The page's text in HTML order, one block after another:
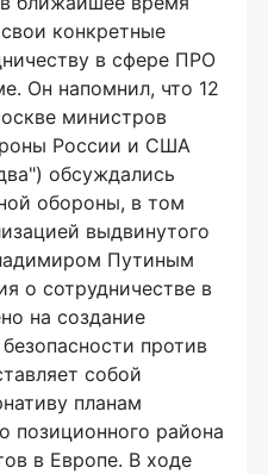
конкретные
в сфере ПРО
Он напомнил, что 12
министров
России и США
обсуждались
обороны, в том
выдвинутого
Путиным
о сотрудничестве в
на создание
против
собой
планам
позиционного района
в Европе. В ходе